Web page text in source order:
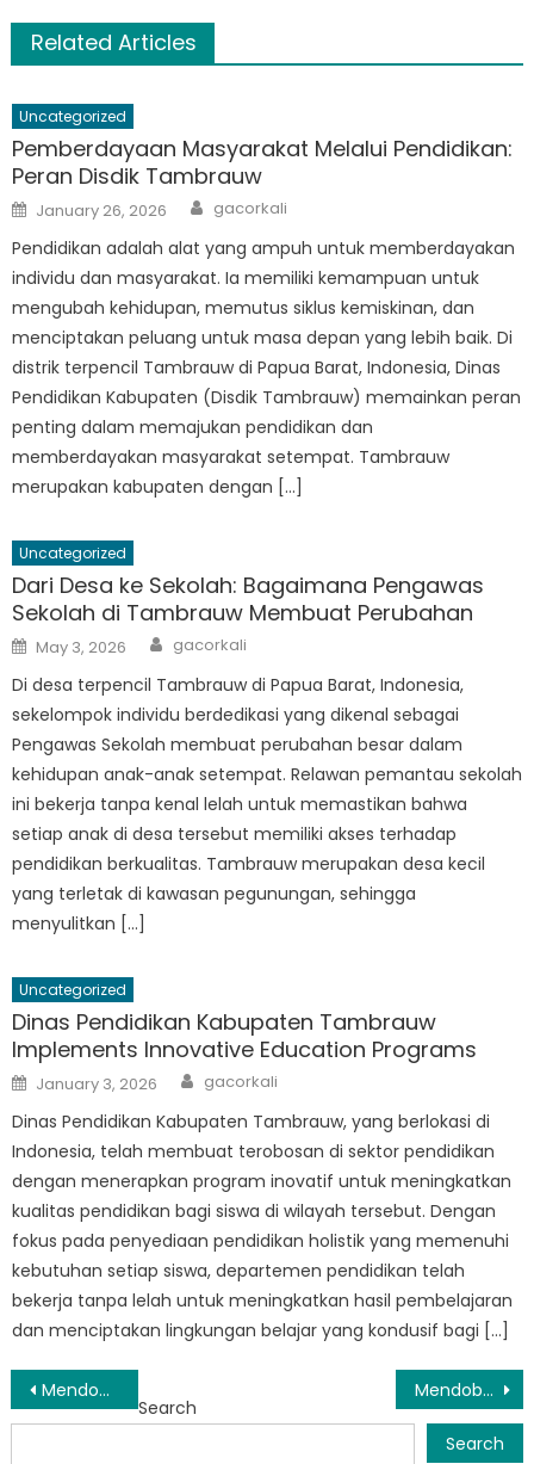
Related Articles
Uncategorized
Pemberdayaan Masyarakat Melalui Pendidikan:
Peran Disdik Tambrauw
Posted
on
January 26, 2026 Author
gacorkali
Pendidikan adalah alat yang ampuh untuk memberdayakan
individu dan masyarakat. Ia memiliki kemampuan untuk
mengubah kehidupan, memutus siklus kemiskinan, dan
menciptakan peluang untuk masa depan yang lebih baik. Di
distrik terpencil Tambrauw di Papua Barat, Indonesia, Dinas
Pendidikan Kabupaten (Disdik Tambrauw) memainkan peran
penting dalam memajukan pendidikan dan
memberdayakan masyarakat setempat. Tambrauw
merupakan kabupaten dengan […]
Uncategorized
Dari Desa ke Sekolah: Bagaimana Pengawas
Sekolah di Tambrauw Membuat Perubahan
Posted
on
May 3, 2026 Author
gacorkali
Di desa terpencil Tambrauw di Papua Barat, Indonesia,
sekelompok individu berdedikasi yang dikenal sebagai
Pengawas Sekolah membuat perubahan besar dalam
kehidupan anak-anak setempat. Relawan pemantau sekolah
ini bekerja tanpa kenal lelah untuk memastikan bahwa
setiap anak di desa tersebut memiliki akses terhadap
pendidikan berkualitas. Tambrauw merupakan desa kecil
yang terletak di kawasan pegunungan, sehingga
menyulitkan […]
Uncategorized
Dinas Pendidikan Kabupaten Tambrauw
Implements Innovative Education Programs
Posted
on
January 3, 2026 Author
gacorkali
Dinas Pendidikan Kabupaten Tambrauw, yang berlokasi di
Indonesia, telah membuat terobosan di sektor pendidikan
dengan menerapkan program inovatif untuk meningkatkan
kualitas pendidikan bagi siswa di wilayah tersebut. Dengan
fokus pada penyediaan pendidikan holistik yang memenuhi
kebutuhan setiap siswa, departemen pendidikan telah
bekerja tanpa lelah untuk meningkatkan hasil pembelajaran
dan menciptakan lingkungan belajar yang kondusif bagi […]
Post
navigation
Mendobrak Hambatan: Bagaimana Disdik Tambrauw Menjembatani Kesenjangan Pendidikan di Daerah Terpencil Mendobrak Hambatan: Bagaimana Dinas Pendidikan Kabupaten Tambrauw Memberdayakan Siswa Penyandang Disabilitas
Search
Search